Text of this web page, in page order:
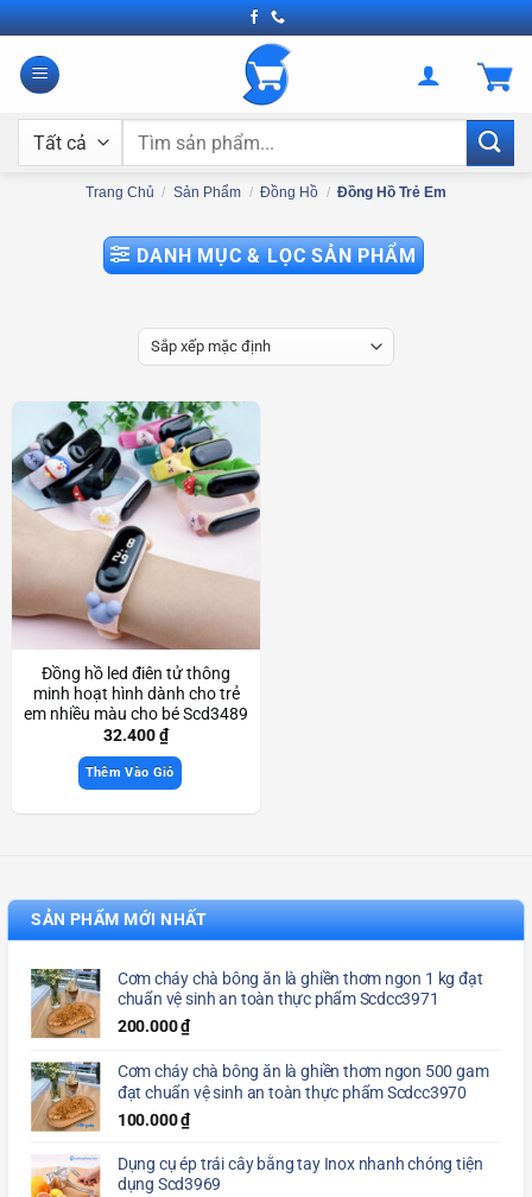
Bỏ
qua
nội
Tìm
Trang Chủ / Sản Phẩm / Đồng Hồ / Đồng Hồ Trẻ Em
DANH MỤC & LỌC SẢN PHẨM
Đồng hồ led điên tử thông
minh hoạt hình dành cho trẻ
em nhiều màu cho bé Scd3489
32.400₫
Thêm Vào Giỏ
SẢN PHẨM MỚI NHẤT
Cơm cháy chà bông ăn là ghiền thơm ngon 1 kg đạt
chuẩn vệ sinh an toàn thực phẩm Scdcc3971
200.000₫
Cơm cháy chà bông ăn là ghiền thơm ngon 500 gam
đạt chuẩn vệ sinh an toàn thực phẩm Scdcc3970
100.000₫
Dụng cụ ép trái cây bằng tay Inox nhanh chóng tiện
dụng Scd3969